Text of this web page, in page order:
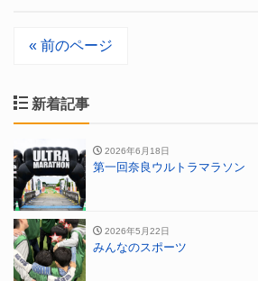
« 前のページ
新着記事
2026年6月18日
第一回奈良ウルトラマラソン
2026年5月22日
みんなのスポーツ